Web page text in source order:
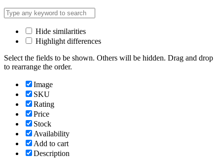
Hide similarities
Highlight differences
Select the fields to be shown. Others will be hidden. Drag and drop
to rearrange the order.
Image
SKU
Rating
Price
Stock
Availability
Add to cart
Description